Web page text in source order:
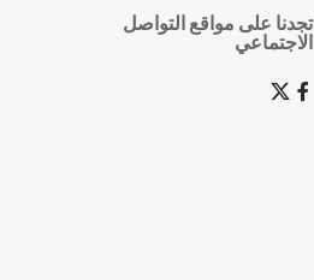
تجدنا على مواقع التواصل
الاجتماعي